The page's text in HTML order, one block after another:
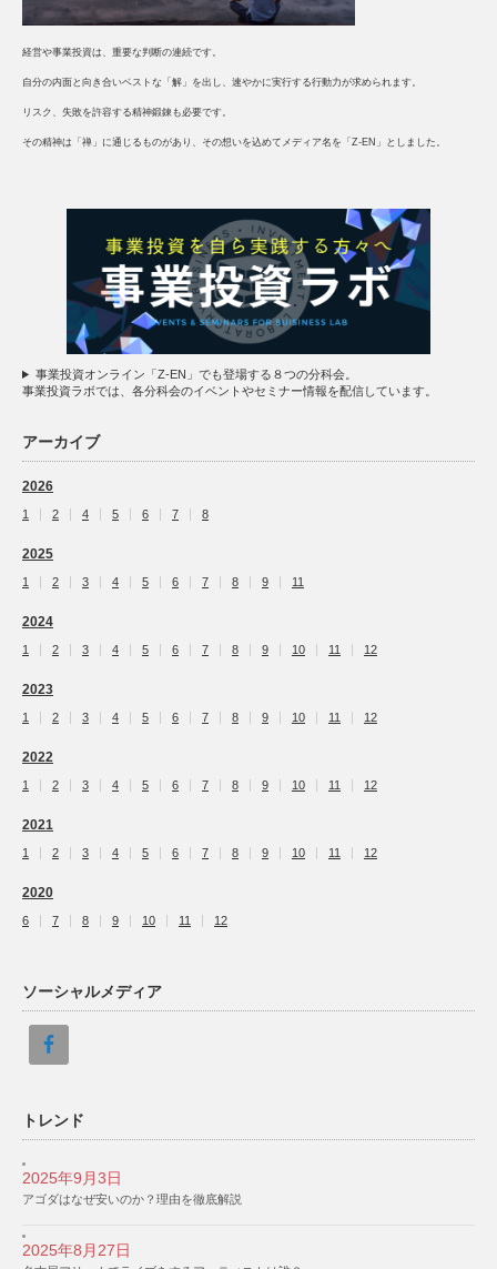
経営や事業投資は、重要な判断の連続です。
自分の内面と向き合いベストな「解」を出し、速やかに実行する行動力が求められます。
リスク、失敗を許容する精神鍛錬も必要です。
その精神は「禅」に通じるものがあり、その想いを込めてメディア名を「Z-EN」としました。
事業投資オンライン「Z-EN」でも登場する８つの分科会。
事業投資ラボでは、各分科会のイベントやセミナー情報を配信しています。
アーカイブ
2026
1 2 4 5 6 7 8
2025
1 2 3 4 5 6 7 8 9 11
2024
1 2 3 4 5 6 7 8 9 10 11 12
2023
1 2 3 4 5 6 7 8 9 10 11 12
2022
1 2 3 4 5 6 7 8 9 10 11 12
2021
1 2 3 4 5 6 7 8 9 10 11 12
2020
6 7 8 9 10 11 12
ソーシャルメディア
トレンド
2025年9月3日
アゴダはなぜ安いのか？理由を徹底解説
2025年8月27日